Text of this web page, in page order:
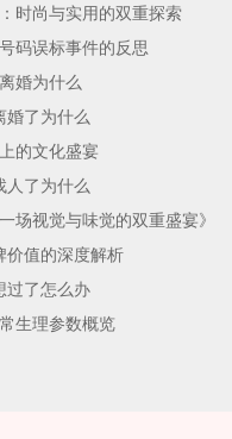
时尚与实用的双重探索
码误标事件的反思
婚为什么
婚了为什么
的文化盛宴
人了为什么
场视觉与味觉的双重盛宴》
价值的深度解析
过了怎么办
生理参数概览